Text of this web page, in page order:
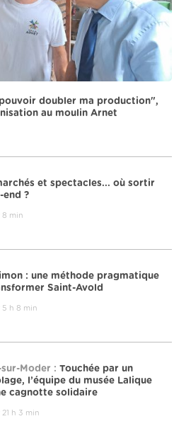
doubler ma production",
au moulin Arnet
et spectacles... où sortir
end ?
8 min
: une méthode pragmatique
Saint-Avold
5 h 8 min
Moder : Touchée par un
l’équipe du musée Lalique
cagnotte solidaire
21 h 3 min